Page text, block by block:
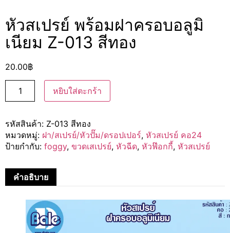
หัวสเปรย์ พร้อมฝาครอบอลูมิ
เนียม Z-013 สีทอง
20.00฿
หยิบใส่ตะกร้า
รหัสสินค้า: Z-013 สีทอง
หมวดหมู่: ฝา/สเปรย์/หัวปั๊ม/ดรอปเปอร์, หัวสเปรย์ คอ24
ป้ายกำกับ: foggy, ขวดเสเปรย์, หัวฉีด, หัวฟ๊อกกี้, หัวสเปรย์
คำอธิบาย